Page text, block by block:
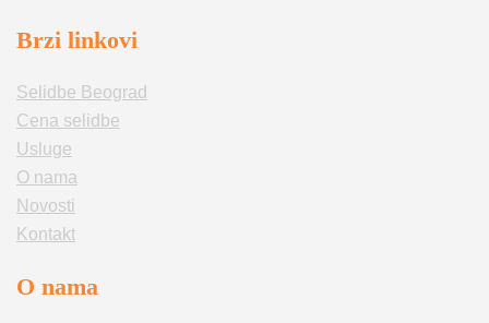
Brzi linkovi
Selidbe Beograd
Cena selidbe
Usluge
O nama
Novosti
Kontakt
O nama